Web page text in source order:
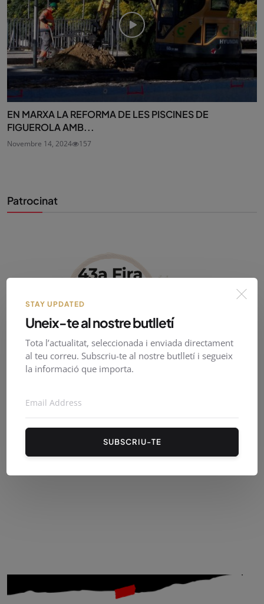
EN MARXA LA REFORMA DE LES PISCINES DE
FIGUEROLA AMB...
Novembre 14, 2024 157
Patrocinat
PirineusTV en directe
STAY UPDATED
Uneix-te al nostre butlletí
Tota l’actualitat, seleccionada i enviada directament
al teu correu. Subscriu-te al nostre butlletí i segueix
la informació que importa.
SUBSCRIU-TE